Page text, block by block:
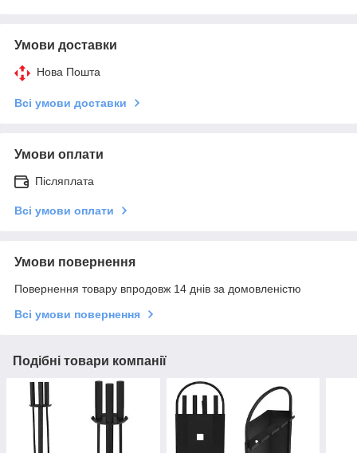
Умови доставки
Нова Пошта
Всі умови доставки
Умови оплати
Післяплата
Всі умови оплати
Умови повернення
Повернення товару впродовж 14 днів за домовленістю
Всі умови повернення
Подібні товари компанії